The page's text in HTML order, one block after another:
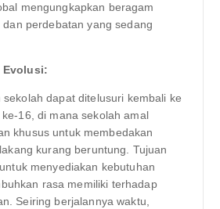
mengungkapkan beragam
perdebatan yang sedang
Evolusi:
sekolah dapat ditelusuri kembali ke
16, di mana sekolah amal
khusus untuk membedakan
kurang beruntung. Tujuan
menyediakan kebutuhan
rasa memiliki terhadap
Seiring berjalannya waktu,